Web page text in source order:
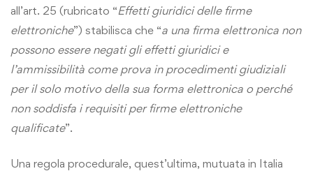
all’art. 25 (rubricato “Effetti giuridici delle firme
elettroniche”) stabilisca che “a una firma elettronica non
possono essere negati gli effetti giuridici e
l’ammissibilità come prova in procedimenti giudiziali
per il solo motivo della sua forma elettronica o perché
non soddisfa i requisiti per firme elettroniche
qualificate”.
Una regola procedurale, quest’ultima, mutuata in Italia